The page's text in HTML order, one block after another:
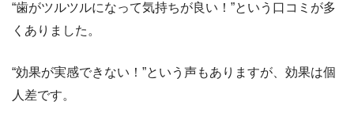
“歯がツルツルになって気持ちが良い！”という口コミが多
くありました。
“効果が実感できない！”という声もありますが、効果は個
人差です。